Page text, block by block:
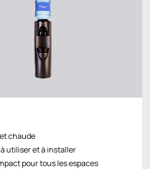
chaude
utiliser et à installer
pour tous les espaces